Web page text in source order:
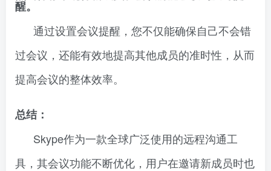
醒。
通过设置会议提醒，您不仅能确保自己不会错
过会议，还能有效地提高其他成员的准时性，从而
提高会议的整体效率。
总结：
Skype作为一款全球广泛使用的远程沟通工
具，其会议功能不断优化，用户在邀请新成员时也